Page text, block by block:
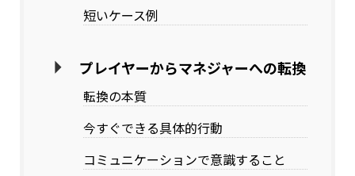
短いケース例
プレイヤーからマネジャーへの転換
転換の本質
今すぐできる具体的行動
コミュニケーションで意識すること